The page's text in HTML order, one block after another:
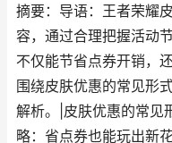
摘要：导语：王者荣耀
容，通过合理把握活动
不仅能节省点券开销，
围绕皮肤优惠的常见形
解析。|皮肤优惠的常见
略：省点券也能玩出新